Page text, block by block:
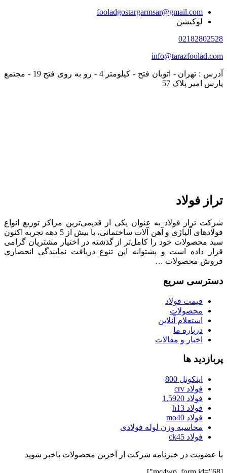
fooladgostargarmsar@gmail.com
لوکیشن
02182802528
info@tarazfoolad.com
آدرس : تهران - اتوبان فتح - کیلومتر 4 - رو به روی فتح 19 - مجتمع
پارس امیر پلاک 57
تراز فولاد
شرکت تراز فولاد به عنوان یکی از قدیمی‌ترین مراکز توزیع انواع
فولادهای آلیاژی و آهن آلات ساختمانی، با بیش از 5 دهه تجربه اکنون
سبد محصولات خود را کامل‌تر از گذشته در اختیار مشتریان گرامی
قرار داده است و پشتوانه این تنوع دریافت نمایندگی انحصاری
فروش محصولات …
دسترسی سریع
قیمت فولاد
محصولات
استعلام آنلاین
درباره ما
اخبار و مقالات
پربازدید ها
اینکونل 800
فولاد crv
فولاد 1.5920
فولاد h13
فولاد mo40
محاسبه وزن لوله فولادی
فولاد ck45
با عضویت در خبرنامه شرکت از آخرین محصولات باخبر شوید